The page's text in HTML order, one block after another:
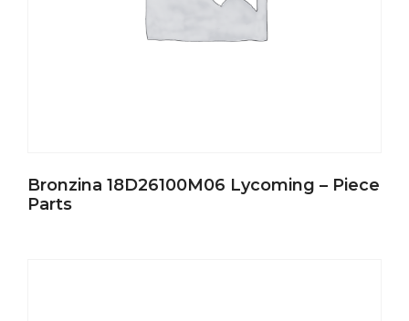
Bronzina 18D26100M06 Lycoming – Piece
Parts